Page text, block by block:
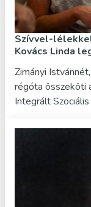
Szívvel-
Kovács Linda
Zimányi
régóta összeköti
Integrált